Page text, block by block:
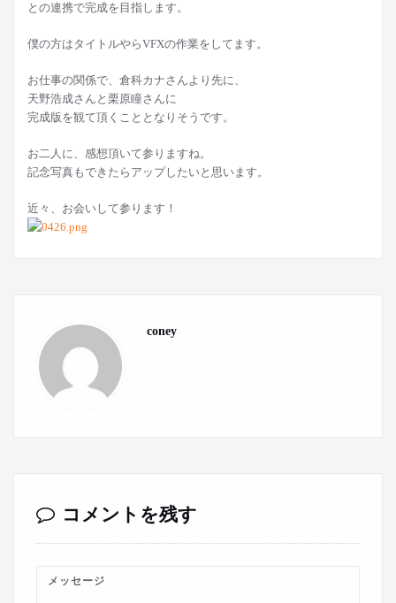
との連携で完成を目指します。
僕の方はタイトルやらVFXの作業をしてます。
お仕事の関係で、倉科カナさんより先に、
天野浩成さんと栗原瞳さんに
完成版を観て頂くこととなりそうです。
お二人に、感想頂いて参りますね。
記念写真もできたらアップしたいと思います。
近々、お会いして参ります！
coney
コメントを残す